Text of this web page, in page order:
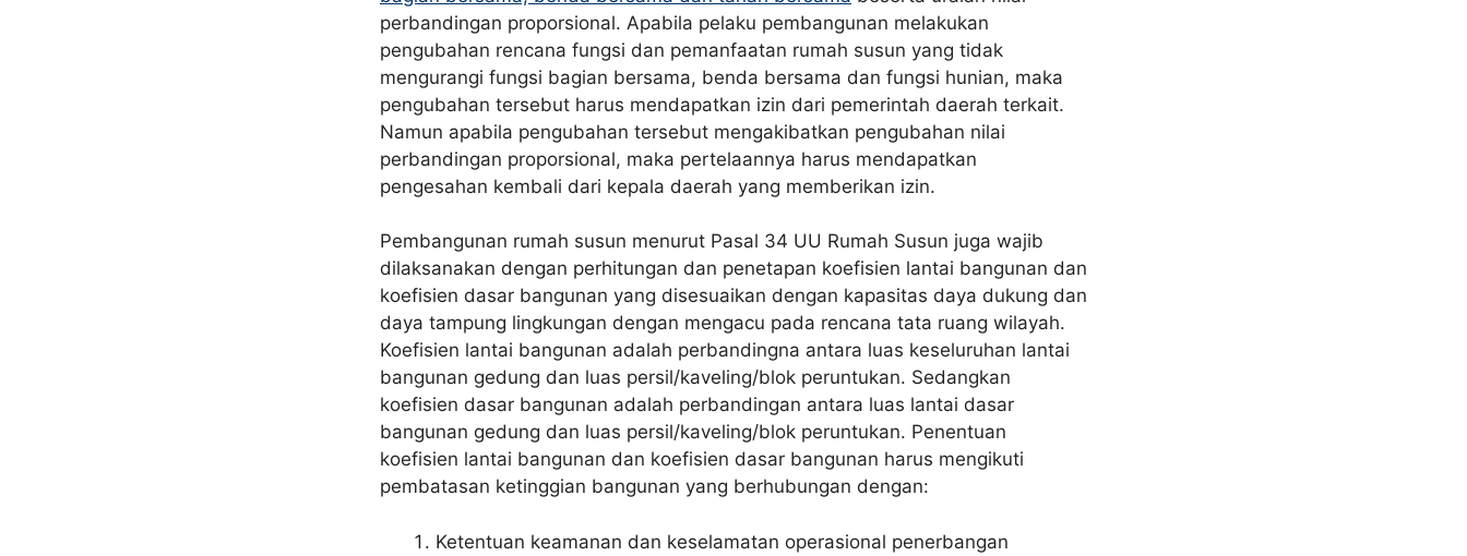
perbandingan proporsional. Apabila pelaku pembangunan melakukan
pengubahan rencana fungsi dan pemanfaatan rumah susun yang tidak
mengurangi fungsi bagian bersama, benda bersama dan fungsi hunian, maka
pengubahan tersebut harus mendapatkan izin dari pemerintah daerah terkait.
Namun apabila pengubahan tersebut mengakibatkan pengubahan nilai
perbandingan proporsional, maka pertelaannya harus mendapatkan
pengesahan kembali dari kepala daerah yang memberikan izin.
Pembangunan rumah susun menurut Pasal 34 UU Rumah Susun juga wajib
dilaksanakan dengan perhitungan dan penetapan koefisien lantai bangunan dan
koefisien dasar bangunan yang disesuaikan dengan kapasitas daya dukung dan
daya tampung lingkungan dengan mengacu pada rencana tata ruang wilayah.
Koefisien lantai bangunan adalah perbandingna antara luas keseluruhan lantai
bangunan gedung dan luas persil/kaveling/blok peruntukan. Sedangkan
koefisien dasar bangunan adalah perbandingan antara luas lantai dasar
bangunan gedung dan luas persil/kaveling/blok peruntukan. Penentuan
koefisien lantai bangunan dan koefisien dasar bangunan harus mengikuti
pembatasan ketinggian bangunan yang berhubungan dengan:
Ketentuan keamanan dan keselamatan operasional penerbangan